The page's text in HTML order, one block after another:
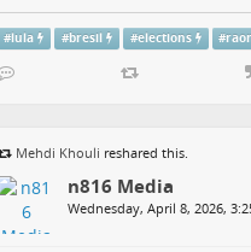
#lula #bresil #elections #
Mehdi Khouli reshared this.
n816 Media
Wednesday, April 8, 2026,